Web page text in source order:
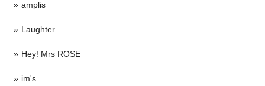
amplis
Laughter
Hey! Mrs ROSE
im's